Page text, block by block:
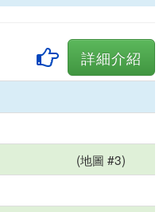
詳細介紹
(地圖 #3)